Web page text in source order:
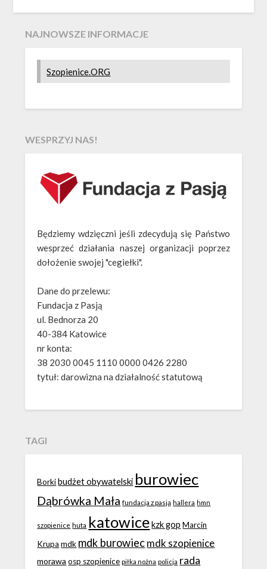
NAJNOWSZE INFORMACJE
Szopienice.ORG
WESPRZYJ NAS!
Będziemy wdzięczni jeśli zdecydują się Państwo
wesprzeć działania naszej organizacji poprzez
dołożenie swojej "cegiełki".
Dane do przelewu:
Fundacja z Pasją
ul. Bednorza 20
40-384 Katowice
nr konta:
38 2030 0045 1110 0000 0426 2280
tytuł: darowizna na działalność statutową
TAGI
Borki budżet obywatelski burowiec
Dąbrówka Mała fundacja z pasją hallera hmn
szopienice huta katowice kzk gop Marcin
Krupa mdk mdk burowiecmdk szopienice
morawa osp szopienice piłka nożna policja rada